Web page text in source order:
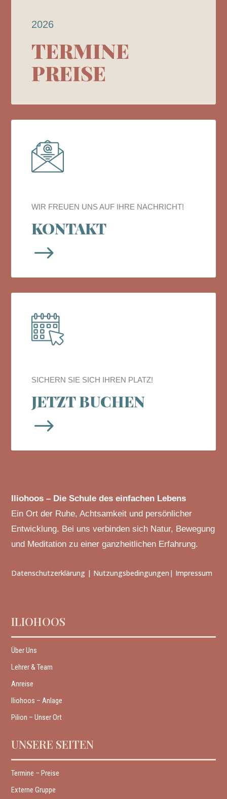
2026
TERMINE
PREISE
WIR FREUEN UNS AUF IHRE NACHRICHT!
KONTAKT
$
SICHERN SIE SICH IHREN PLATZ!
JETZT BUCHEN
$
Iliohoos – Die Schule des einfachen Lebens
Ein Ort der Ruhe, Achtsamkeit und persönlicher
Entwicklung. Bei uns verbinden sich Natur, Bewegung
und Meditation zu einer ganzheitlichen Erfahrung.
Datenschutzerklärung | Nutzungsbedingungen | Impressum
ILIOHOOS
Über Uns
Lehrer & Team
Anreise
Iliohoos – Anlage
Pilion – Unser Ort
UNSERE SEITEN
Termine – Preise
Externe Gruppe